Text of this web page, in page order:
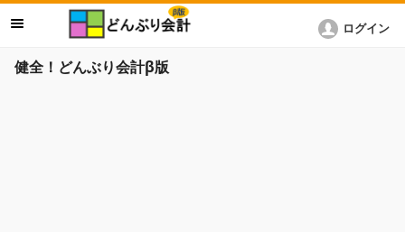
健全！どんぶり会計β版
ログイン